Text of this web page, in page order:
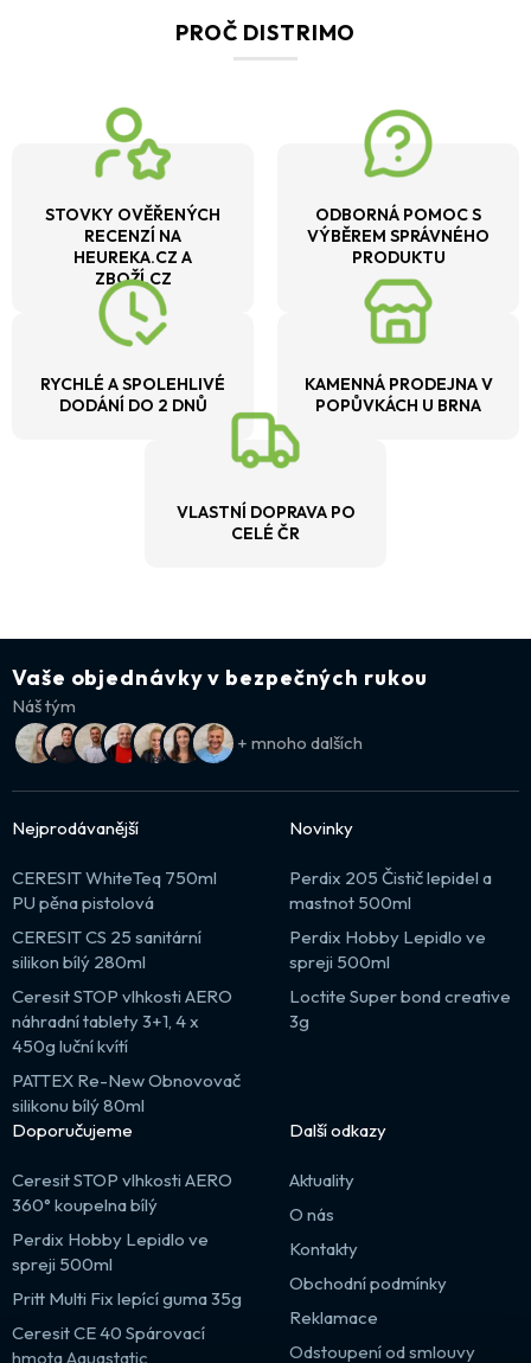
PROČ DISTRIMO
STOVKY OVĚŘENÝCH
RECENZÍ NA
HEUREKA.CZ A
ZBOŽÍ.CZ
ODBORNÁ POMOC S
VÝBĚREM SPRÁVNÉHO
PRODUKTU
RYCHLÉ A SPOLEHLIVÉ
DODÁNÍ DO 2 DNŮ
KAMENNÁ PRODEJNA V
POPŮVKÁCH U BRNA
VLASTNÍ DOPRAVA PO
CELÉ ČR
Vaše objednávky v bezpečných rukou
Náš tým
+ mnoho dalších
Nejprodávanější
CERESIT WhiteTeq 750ml
PU pěna pistolová
CERESIT CS 25 sanitární
silikon bílý 280ml
Ceresit STOP vlhkosti AERO
náhradní tablety 3+1, 4 x
450g luční kvítí
PATTEX Re-New Obnovovač
silikonu bílý 80ml
Novinky
Perdix 205 Čistič lepidel a
mastnot 500ml
Perdix Hobby Lepidlo ve
spreji 500ml
Loctite Super bond creative
3g
Doporučujeme
Ceresit STOP vlhkosti AERO
360° koupelna bílý
Perdix Hobby Lepidlo ve
spreji 500ml
Pritt Multi Fix lepící guma 35g
Ceresit CE 40 Spárovací
hmota Aquastatic
Další odkazy
Aktuality
O nás
Kontakty
Obchodní podmínky
Reklamace
Odstoupení od smlouvy